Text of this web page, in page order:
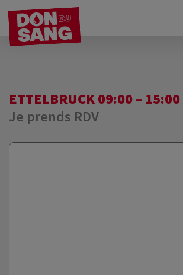
ETTELBRUCK 09:00 – 15:00
Je prends RDV